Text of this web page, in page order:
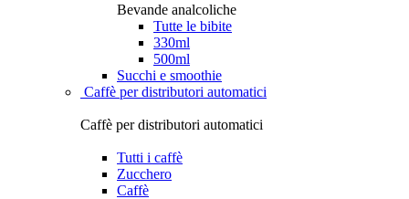
Bevande analcoliche
Tutte le bibite
330ml
500ml
Succhi e smoothie
Caffè per distributori automatici
Caffè per distributori automatici
Tutti i caffè
Zucchero
Caffè